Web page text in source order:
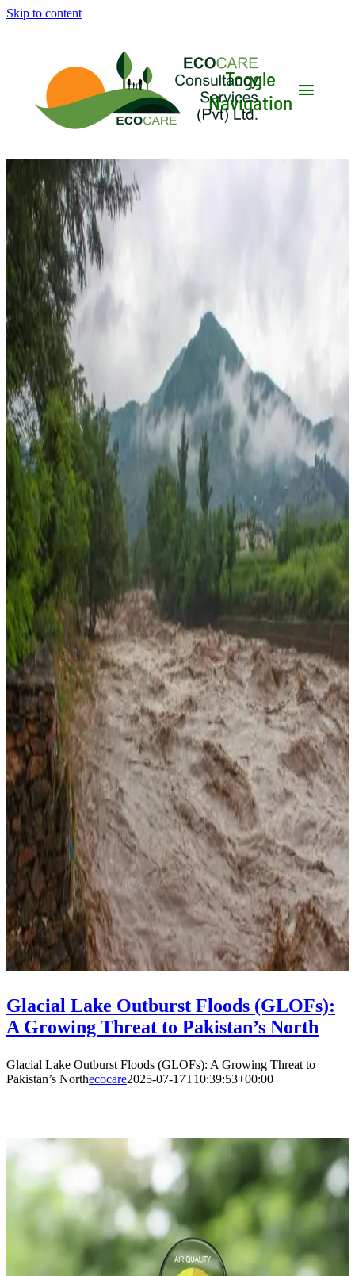
Skip to content
Toggle
Navigation
HOME
WHO WE ARE
WHAT WE DO
RESOURCES
YT CHANNEL
COMMUNITY
ECAP
BLOGS
CONTACT
Glacial Lake Outburst Floods (GLOFs):
A Growing Threat to Pakistan’s North
Glacial Lake Outburst Floods (GLOFs): A Growing Threat to
Pakistan’s Northecocare2025-07-17T10:39:53+00:00